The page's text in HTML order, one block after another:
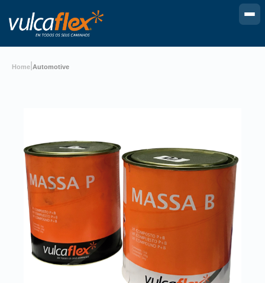
Home Automotive